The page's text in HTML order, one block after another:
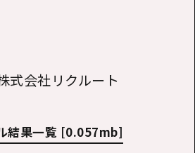
式会社リクルート
結果一覧 [0.057mb]